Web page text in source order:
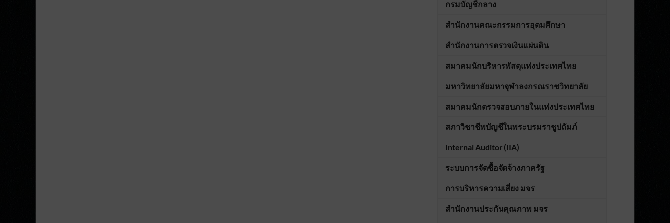
กรมบัญชีกลาง
สำนักงานคณะกรรมการอุดมศึกษา
สำนักงานการตรวจเงินแผ่นดิน
สมาคมนักบริหารพัสดุแห่งประเทศไทย
มหาวิทยาลัยมหาจุฬาลงกรณราชวิทยาลัย
สมาคมนักตรวจสอบภายในแห่งประเทศไทย
สภาวิชาชีพบัญชีในพระบรมราชูปถัมภ์
Internal Auditor (IIA)
ระบบการจัดซื้อจัดจ้างภาครัฐ
การบริหารความเสี่ยง มจร
สำนักงานประกันคุณภาพ มจร